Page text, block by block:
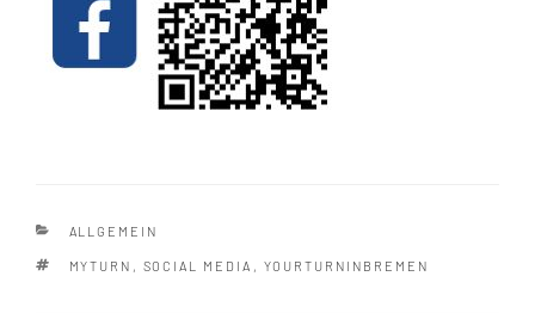
KATEGORIEN
ALLGEMEIN
SCHLAGWÖRTER
MYTURN , SOCIAL MEDIA , YOURTURNINBREMEN